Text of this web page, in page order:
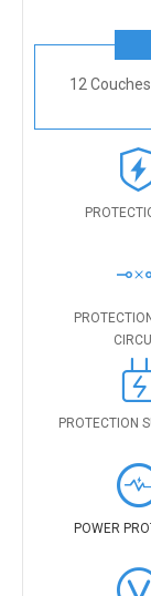
12
PROTECTION
POWER